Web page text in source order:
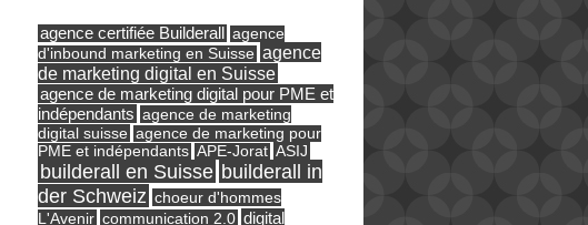
agence certifiée Builderall
agence
d'inbound marketing en Suisse agence
de marketing digital en Suisse
agence de marketing digital pour PME et
indépendants agence de marketing
digital suisse agence de marketing pour
PME et indépendants APE-Jorat ASIJ
builderall en Suisse builderall in
der Schweiz choeur d'hommes
L'Avenir communication 2.0 digital